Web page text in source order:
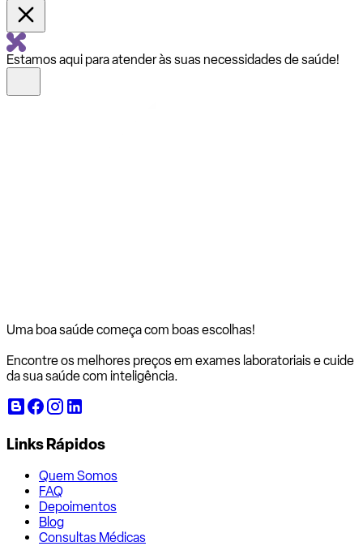
Estamos aqui para atender às suas necessidades de saúde!
Uma boa saúde começa com boas escolhas!
Encontre os melhores preços em exames laboratoriais e cuide
da sua saúde com inteligência.
Links Rápidos
Quem Somos
FAQ
Depoimentos
Blog
Consultas Médicas